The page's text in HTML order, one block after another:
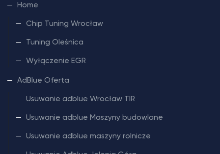
Home
Chip Tuning Wrocław
Tuning Oleśnica
Wyłączenie EGR
AdBlue Oferta
Usuwanie adblue Wrocław TIR
Usuwanie adblue Maszyny budowlane
Usuwanie adblue maszyny rolnicze